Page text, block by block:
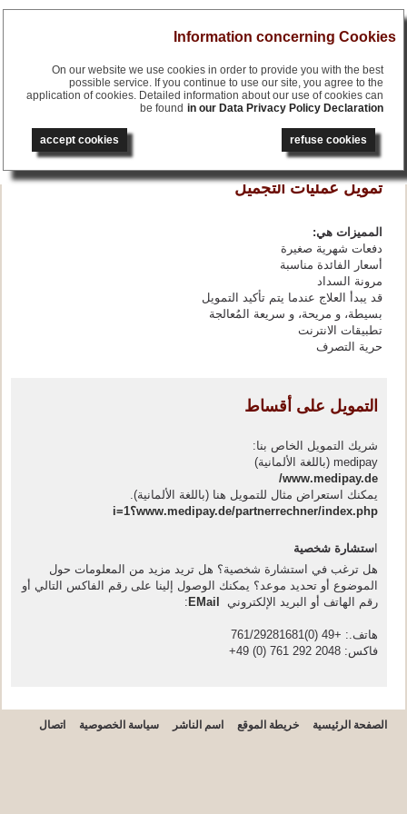
Information concerning Cookies
On our website we use cookies in order to provide you with the best
possible service. If you continue to use our site, you agree to the
application of cookies. Detailed information about our use of cookies can
be found in our Data Privacy Policy Declaration
refuse cookies
accept cookies
English
français
deutsch
русский
تمويل عمليات التجميل
المميزات هي:
دفعات شهرية صغيرة
أسعار الفائدة مناسبة
مرونة السداد
قد يبدأ العلاج عندما يتم تأكيد التمويل
بسيطة، و مريحة، و سريعة المُعالجة
تطبيقات الانترنت
حرية التصرف
التمويل على أقساط
شريك التمويل الخاص بنا:
medipay (باللغة الألمانية)
www.medipay.de/
يمكنك استعراض مثال للتمويل هنا (باللغة الألمانية).
www.medipay.de/partnerrechner/index.php؟i=1
استشارة شخصية
هل ترغب في استشارة شخصية؟ هل تريد مزيد من المعلومات حول
الموضوع أو تحديد موعد؟ يمكنك الوصول إلينا على رقم الفاكس التالي أو
رقم الهاتف أو البريد الإلكتروني
EMail
:
هاتف.: +49 (0)761/29281681
فاكس: 2048 292 761 (0) 49+
الصفحة الرئيسية خريطة الموقع اسم الناشر سياسة الخصوصية اتصال